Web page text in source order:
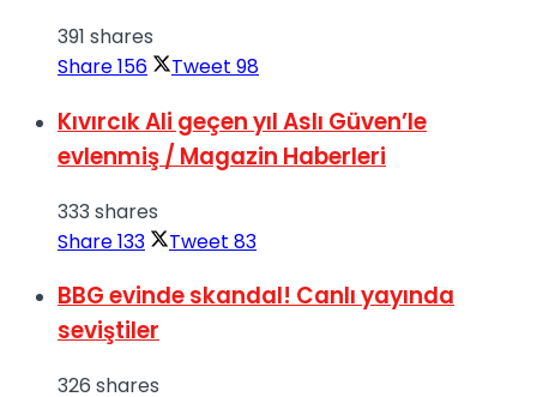
391 shares
Share156 Tweet 98
Kıvırcık Ali geçen yıl Aslı Güven’le
evlenmiş / Magazin Haberleri
333 shares
Share133 Tweet 83
BBG evinde skandal! Canlı yayında
seviştiler
326 shares